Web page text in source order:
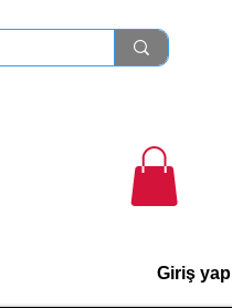
Giriş yap